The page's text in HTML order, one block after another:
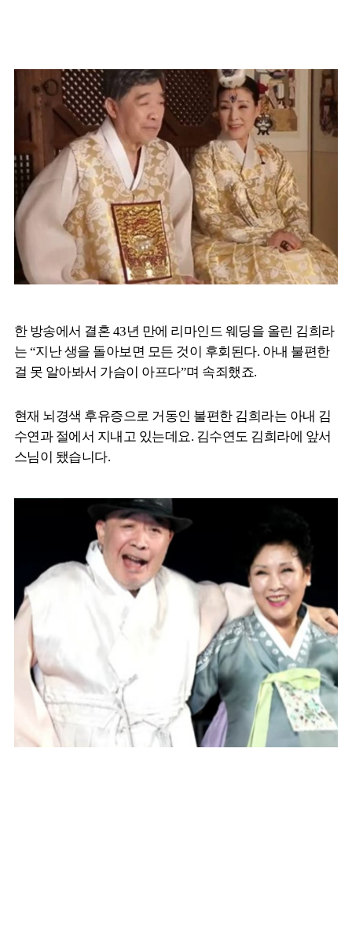
한 방송에서 결혼 43년 만에 리마인드 웨딩을 올린 김희라
는 “지난 생을 돌아보면 모든 것이 후회된다. 아내 불편한
걸 못 알아봐서 가슴이 아프다”며 속죄했죠.
현재 뇌경색 후유증으로 거동인 불편한 김희라는 아내 김
수연과 절에서 지내고 있는데요. 김수연도 김희라에 앞서
스님이 됐습니다.